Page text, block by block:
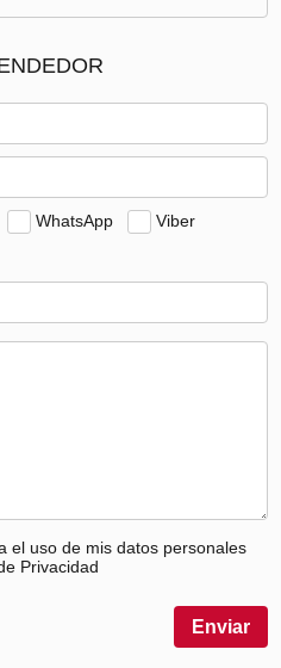
WhatsApp
Viber
el uso de mis datos personales
Privacidad
Enviar